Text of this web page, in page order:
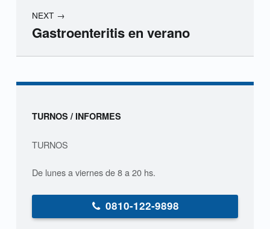
NEXT
Gastroenteritis en verano
Sidebar
TURNOS / INFORMES
TURNOS
De lunes a viernes de 8 a 20 hs.
0810-122-9898